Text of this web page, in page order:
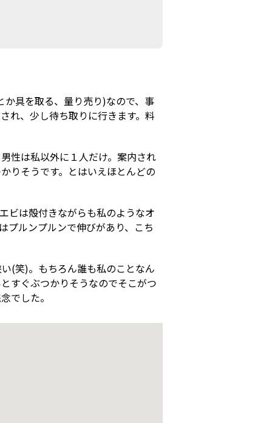
具を取る、量り売り)なので、事
れ、少し待ち取りに行きます。料
性は私以外に１人だけ。案内され
りそうです。とはいえほとんどの
ビは殻付きながらも私のようなオ
プルンプルンで伸びがあり、こち
(笑)。もちろん誰も私のことなん
すぐぶつかりそうなのでそこがつ
でした。